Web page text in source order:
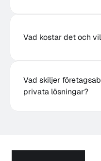
Vad kostar det och
Vad skiljer
privata lösningar?